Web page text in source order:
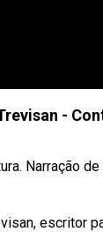
-
Narração
escritor